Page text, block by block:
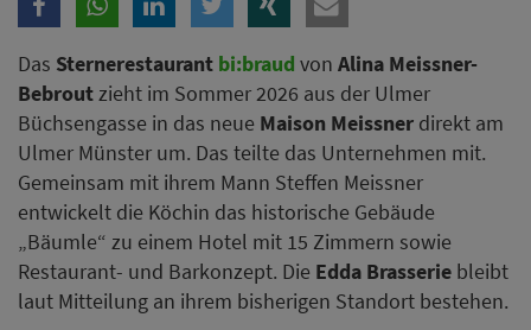
Das Sternerestaurant bi:braud von Alina Meissner-
Bebroutzieht im Sommer 2026 aus der Ulmer
Büchsengasse in das neue Maison Meissner direkt am
Ulmer Münster um. Das teilte das Unternehmen mit.
Gemeinsam mit ihrem Mann Steffen Meissner
entwickelt die Köchin das historische Gebäude
„Bäumle“ zu einem Hotel mit 15 Zimmern sowie
Restaurant- und Barkonzept. Die Edda Brasserie bleibt
laut Mitteilung an ihrem bisherigen Standort bestehen.